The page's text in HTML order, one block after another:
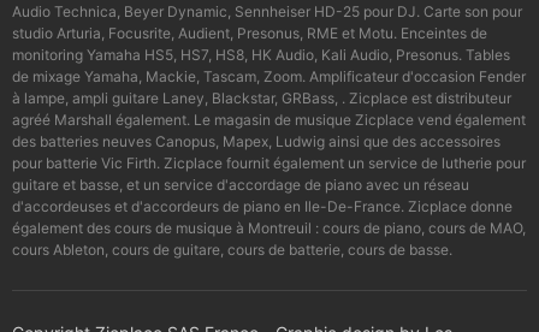
Audio Technica, Beyer Dynamic, Sennheiser HD-25 pour DJ. Carte son pour
studio Arturia, Focusrite, Audient, Presonus, RME et Motu. Enceintes de
monitoring Yamaha HS5, HS7, HS8, HK Audio, Kali Audio, Presonus. Tables
de mixage Yamaha, Mackie, Tascam, Zoom. Amplificateur d'occasion Fender
à lampe, ampli guitare Laney, Blackstar, GRBass, . Zicplace est distributeur
agréé Marshall également. Le magasin de musique Zicplace vend également
des batteries neuves Canopus, Mapex, Ludwig ainsi que des accessoires
pour batterie Vic Firth. Zicplace fournit également un service de lutherie pour
guitare et basse, et un service d'accordage de piano avec un réseau
d'accordeuses et d'accordeurs de piano en Ile-De-France. Zicplace donne
également des cours de musique à Montreuil : cours de piano, cours de MAO,
cours Ableton, cours de guitare, cours de batterie, cours de basse.